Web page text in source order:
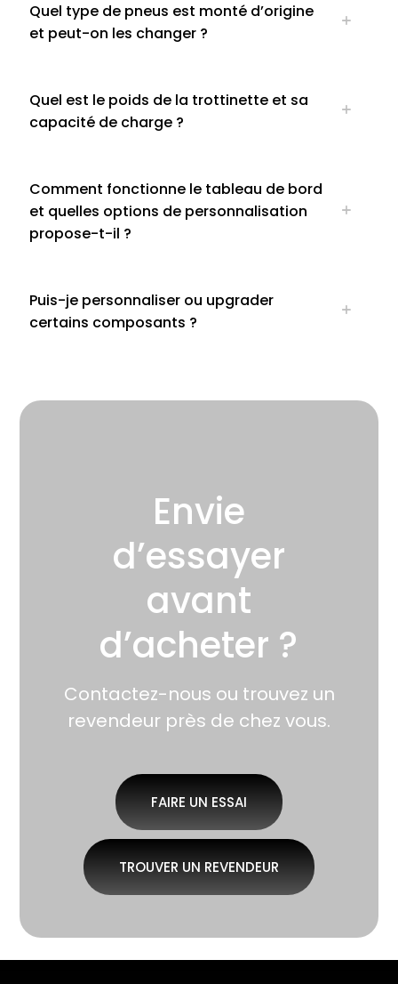
Quel type de pneus est monté d’origine
et peut-on les changer ?
Quel est le poids de la trottinette et sa
capacité de charge ?
Comment fonctionne le tableau de bord
et quelles options de personnalisation
propose-t-il ?
Puis-je personnaliser ou upgrader
certains composants ?
Envie
d’essayer
avant
d’acheter ?
Contactez-nous ou trouvez un
revendeur près de chez vous.
FAIRE UN ESSAI
TROUVER UN REVENDEUR